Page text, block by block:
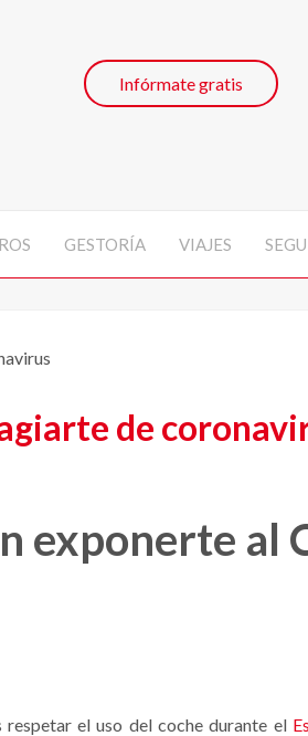
Infórmate gratis
GESTORÍA VIAJES
de
exponerte al
el uso del coche durante el